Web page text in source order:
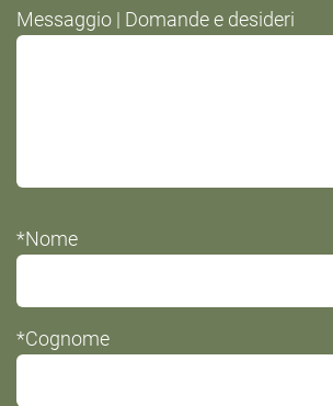
Messaggio | Domande e desideri
*Nome
*Cognome